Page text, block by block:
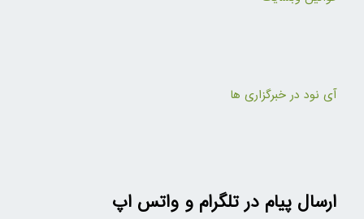
آی نود در خبرگزاری ها
ارسال پیام در تلگرام و واتس اپ